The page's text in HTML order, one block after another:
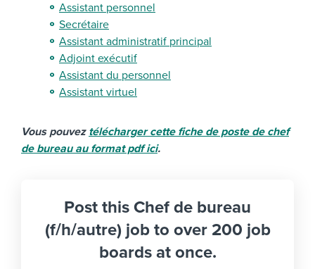
Assistant personnel
Secrétaire
Assistant administratif principal
Adjoint exécutif
Assistant du personnel
Assistant virtuel
Vous pouvez télécharger cette fiche de poste de chef
de bureau au format pdf ici.
Post this Chef de bureau
(f/h/autre) job to over 200 job
boards at once.